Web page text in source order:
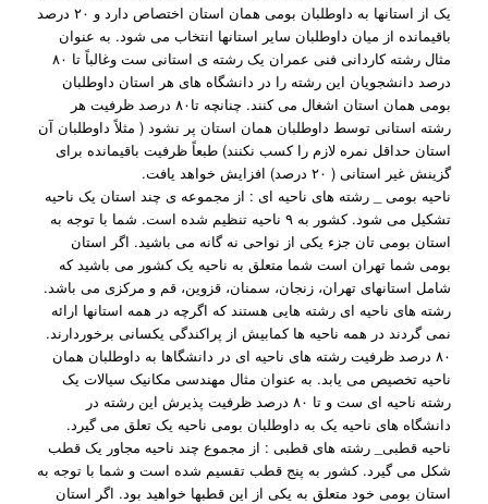
یک از استانها به داوطلبان بومی همان استان اختصاص دارد و ۲۰ درصد
باقیمانده از میان داوطلبان سایر استانها انتخاب می شود. به عنوان
مثال رشته کاردانی فنی عمران یک رشته ی استانی ست وغالباً تا ۸۰
درصد دانشجویان این رشته را در دانشگاه های هر استان داوطلبان
بومی همان استان اشغال می کنند. چنانچه تا۸۰ درصد ظرفیت هر
رشته استانی توسط داوطلبان همان استان پر نشود ( مثلاً داوطلبان آن
استان حداقل نمره لازم را کسب نکنند) طبعاً ظرفیت باقیمانده برای
گزینش غیر استانی ( ۲۰ درصد) افزایش خواهد یافت.
ناحیه بومی _ رشته های ناحیه ای : از مجموعه ی چند استان یک ناحیه
تشکیل می شود. کشور به ۹ ناحیه تنظیم شده است. شما با توجه به
استان بومی تان جزء یکی از نواحی نه گانه می باشید. اگر استان
بومی شما تهران است شما متعلق به ناحیه یک کشور می باشید که
شامل استانهای تهران، زنجان، سمنان، قزوین، قم و مرکزی می باشد.
رشته های ناحیه ای رشته هایی هستند که اگرچه در همه استانها ارائه
نمی گردند در همه ناحیه ها کمابیش از پراکندگی یکسانی برخوردارند.
۸۰ درصد ظرفیت رشته های ناحیه ای در دانشگاها به داوطلبان همان
ناحیه تخصیص می یابد. به عنوان مثال مهندسی مکانیک سیالات یک
رشته ناحیه ای ست و تا ۸۰ درصد ظرفیت پذیرش این رشته در
دانشگاه های ناحیه یک به داوطلبان بومی ناحیه یک تعلق می گیرد.
ناحیه قطبی_ رشته های قطبی : از مجموع چند ناحیه مجاور یک قطب
شکل می گیرد. کشور به پنج قطب تقسیم شده است و شما با توجه به
استان بومی خود متعلق به یکی از این قطبها خواهید بود. اگر استان